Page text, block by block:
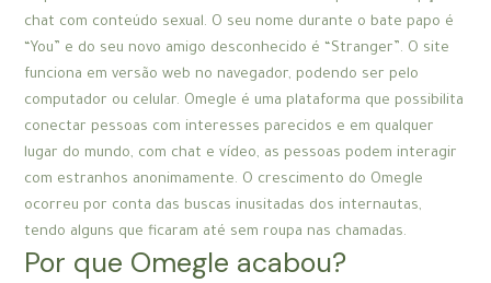
chat com conteúdo sexual. O seu nome durante o bate papo é
“You” e do seu novo amigo desconhecido é “Stranger”. O site
funciona em versão web no navegador, podendo ser pelo
computador ou celular. Omegle é uma plataforma que possibilita
conectar pessoas com interesses parecidos e em qualquer
lugar do mundo, com chat e vídeo, as pessoas podem interagir
com estranhos anonimamente. O crescimento do Omegle
ocorreu por conta das buscas inusitadas dos internautas,
tendo alguns que ficaram até sem roupa nas chamadas.
Por que Omegle acabou?